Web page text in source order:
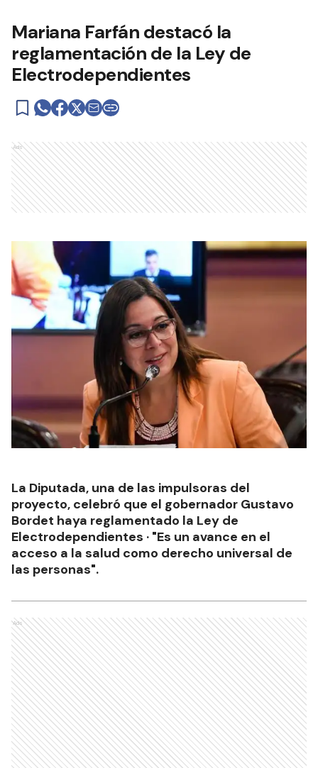
Mariana Farfán destacó la
reglamentación de la Ley de
Electrodependientes
Ads
La Diputada, una de las impulsoras del
proyecto, celebró que el gobernador Gustavo
Bordet haya reglamentado la Ley de
Electrodependientes · "Es un avance en el
acceso a la salud como derecho universal de
las personas".
Ads